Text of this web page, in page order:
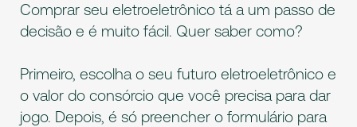
Comprar seu eletroeletrônico tá a um passo de
decisão e é muito fácil. Quer saber como?
Primeiro, escolha o seu futuro eletroeletrônico e
o valor do consórcio que você precisa para dar
jogo. Depois, é só preencher o formulário para